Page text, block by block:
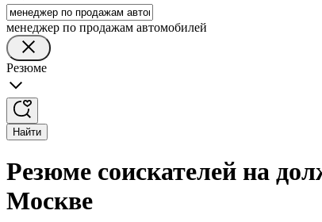
менеджер по продажам автомобилей
Резюме
Найти
Резюме соискателей на
Москве